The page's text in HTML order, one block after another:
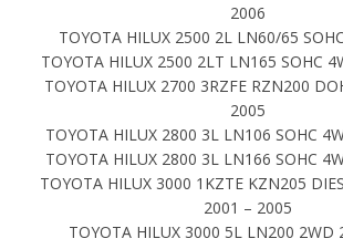
2006
TOYOTA HILUX 2500 2L LN60/65
TOYOTA HILUX 2500 2LT LN165 SOHC
TOYOTA HILUX 2700 3RZFE RZN200
2005
TOYOTA HILUX 2800 3L LN106 SOHC
TOYOTA HILUX 2800 3L LN166 SOHC
TOYOTA HILUX 3000 1KZTE KZN205
2001 – 2005
TOYOTA HILUX 3000 5L LN200 2WD